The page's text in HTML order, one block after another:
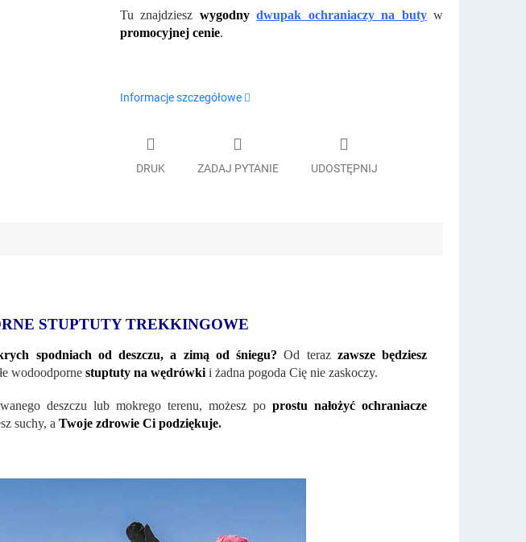
Tu znajdziesz wygodny dwupak ochraniaczy na butyw
promocyjnej cenie.
Informacje szczegółowe
DRUK ZADAJ PYTANIE UDOSTĘPNIJ
STUPTUTY TREKKINGOWE
spodniach od deszczu, a zimą od śniegu? Od teraz zawsze będziesz
wodoodporne stuptuty na wędrówki i żadna pogoda Cię nie zaskoczy.
deszczu lub mokrego terenu, możesz po prostu nałożyć ochraniacze
suchy, a Twoje zdrowie Ci podziękuje.